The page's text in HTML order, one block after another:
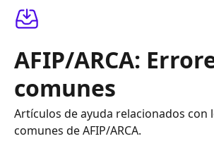
AFIP/ARCA:
comunes
Artículos de ayuda relacionados con
comunes de AFIP/ARCA.